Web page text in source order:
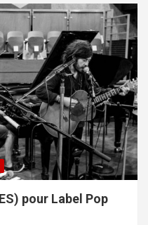
pour Label Pop